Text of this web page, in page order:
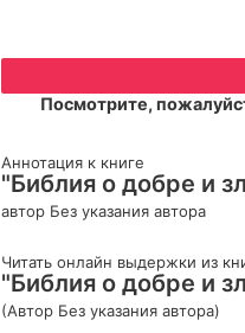
Посмотрите,
Аннотация к книге
"Библия о добре и
автор Без указания автора
Читать онлайн выдержки из
"Библия о добре и
(Автор Без указания автора)